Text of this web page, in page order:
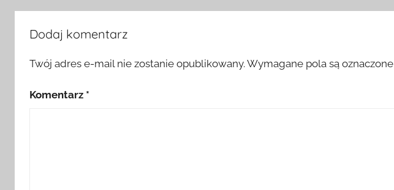
Dodaj komentarz
Twój adres e-mail nie zostanie opublikowany.Wymagane pola są oznaczone
Komentarz *